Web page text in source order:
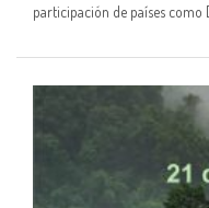
participación de países como